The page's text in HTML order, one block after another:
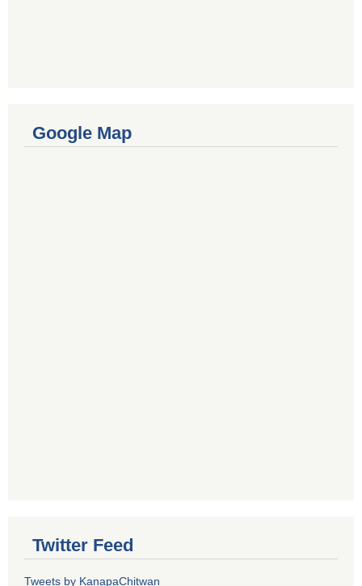
Google Map
Twitter Feed
Tweets by KanapaChitwan